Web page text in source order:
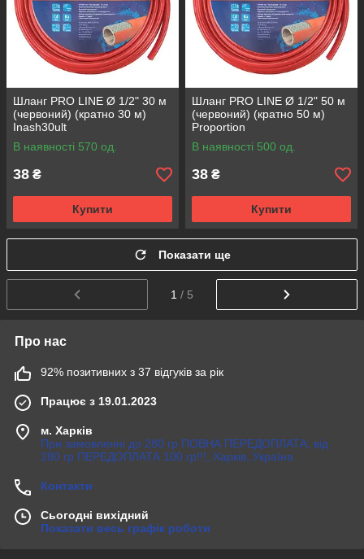
Шланг PRO LINE Ø 1/2" 30 м
(червоний) (кратно 30 м)
Inash30ult
В наявності 570 од.
38 ₴
Купити
Шланг PRO LINE Ø 1/2" 50 м
(червоний) (кратно 50 м)
Proportion
В наявності 500 од.
38 ₴
Купити
Показати ще
1 / 5
Про нас
92% позитивних з 37 відгуків за рік
Працює з 19.01.2023
м. Харків
При замовленні до 280 гр ПОВНА ПЕРЕДОПЛАТА, від
280 гр ПЕРЕДОПЛАТА 100 гр!!!, Харків, Україна
Контакти
Сьогодні вихідний
Показати весь графік роботи